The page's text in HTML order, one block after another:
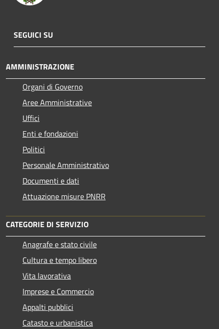
SEGUICI SU
AMMINISTRAZIONE
Organi di Governo
Aree Amministrative
Uffici
Enti e fondazioni
Politici
Personale Amministrativo
Documenti e dati
Attuazione misure PNRR
CATEGORIE DI SERVIZIO
Anagrafe e stato civile
Cultura e tempo libero
Vita lavorativa
Imprese e Commercio
Appalti pubblici
Catasto e urbanistica